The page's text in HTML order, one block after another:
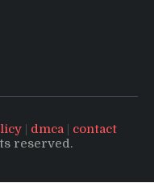
| dmca| contact
reserved.